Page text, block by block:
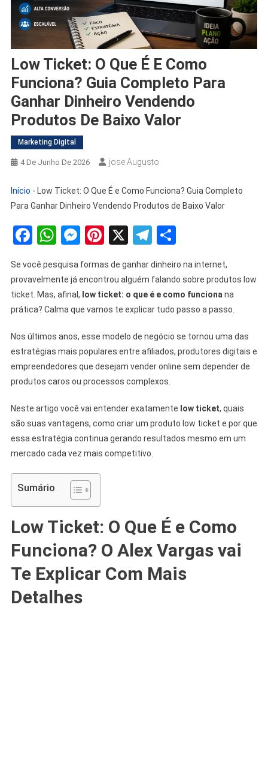
Low Ticket: O Que É E Como
Funciona? Guia Completo Para
Ganhar Dinheiro Vendendo
Produtos De Baixo Valor
Marketing Digital
4 De Junho De 2026 Jose Augusto
Início - Low Ticket: O Que É e Como Funciona? Guia Completo
Para Ganhar Dinheiro Vendendo Produtos de Baixo Valor
Facebook
WhatsApp
Messenger
Pinterest
X Telegram
Share
Se você pesquisa formas de ganhar dinheiro na internet,
provavelmente já encontrou alguém falando sobre produtos low
ticket. Mas, afinal, low ticket: o que é e como funciona na
prática? Calma que vamos te explicar tudo passo a passo.
Nos últimos anos, esse modelo de negócio se tornou uma das
estratégias mais populares entre afiliados, produtores digitais e
empreendedores que desejam vender online sem depender de
produtos caros ou processos complexos.
Neste artigo você vai entender exatamente low ticket, quais
são suas vantagens, como criar um produto low ticket e por que
essa estratégia continua gerando resultados mesmo em um
mercado cada vez mais competitivo.
Sumário
Low Ticket: O Que É e Como
Funciona? O Alex Vargas vai
Te Explicar Com Mais
Detalhes